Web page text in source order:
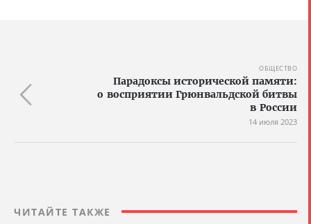
ОБЩЕСТВО
Парадоксы исторической памяти:
о восприятии Грюнвальдской битвы
в России
14 июля 2023
ЧИТАЙТЕ ТАКЖЕ